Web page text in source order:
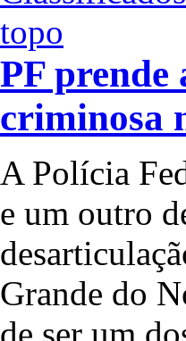
PF prende
criminosa
A Polícia
e um outro
Grande do